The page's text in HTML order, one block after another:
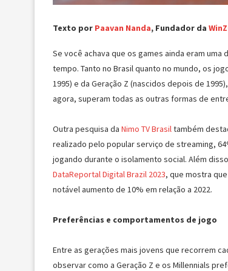
Texto por Paavan Nanda, Fundador da
Se você achava que os games ainda eram
tempo. Tanto no Brasil quanto no mundo, os
1995) e da Geração Z (nascidos depois de
agora, superam todas as outras formas de
Outra pesquisa da Nimo TV Brasiltambém
realizado pelo popular serviço de streaming,
jogando durante o isolamento social. Além
DataReportal Digital Brazil 2023, que mostra
notável aumento de 10% em relação a 2022.
Preferências e comportamentos de jogo
Entre as gerações mais jovens que recorrem
observar como a Geração Z e os Millennials